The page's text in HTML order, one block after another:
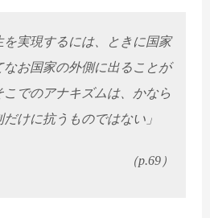
実現するには、ときに国家
お国家の外側に出ることが
でのアナキズムは、かなら
けに抗うものではない」
（p.69 ）